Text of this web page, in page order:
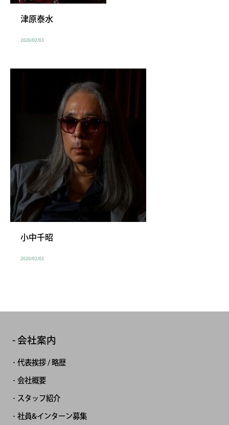
津原泰水
2020/02/03
小中千昭
2020/02/03
会社案内
代表挨拶 / 略歴
会社概要
スタッフ紹介
社員&インターン募集